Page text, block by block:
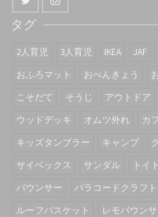
タグ
2人育児 3人育児 IKEA JAF
おふろマット
おべんきょう
こそだて
そうじ アウトドア
ウッドデッキ
オムツ外れ カ
キッズタンブラー
キャンプ
サイベックス
サンダル トイ
バウンサー
パラコードクラフト
ルーフバスケット
レモバウン